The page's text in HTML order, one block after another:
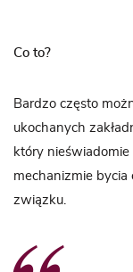
Co to?
Bardzo często
ukochanych
który nieświadomie
mechanizmie bycia
związku.